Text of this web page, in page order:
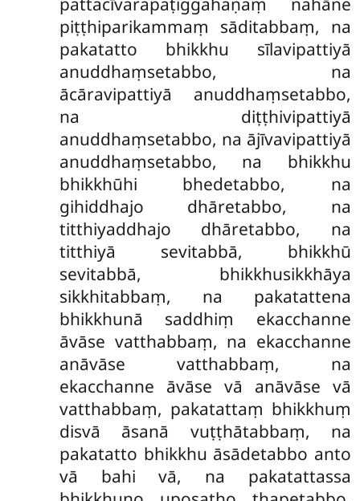
piṭṭhiparikammaṃ sāditabbaṃ, na
pakatatto bhikkhu sīlavipattiyā
anuddhaṃsetabbo, na
ācāravipattiyā anuddhaṃsetabbo,
na diṭṭhivipattiyā
anuddhaṃsetabbo, na ājīvavipattiyā
anuddhaṃsetabbo, na bhikkhu
bhikkhūhi bhedetabbo, na
gihiddhajo dhāretabbo, na
titthiyaddhajo dhāretabbo, na
titthiyā sevitabbā, bhikkhū
sevitabbā, bhikkhusikkhāya
sikkhitabbaṃ, na pakatattena
bhikkhunā saddhiṃ ekacchanne
āvāse vatthabbaṃ, na ekacchanne
anāvāse vatthabbaṃ, na
ekacchanne āvāse vā anāvāse vā
vatthabbaṃ, pakatattaṃ bhikkhuṃ
disvā āsanā vuṭṭhātabbaṃ, na
pakatatto bhikkhu āsādetabbo anto
vā bahi vā, na pakatattassa